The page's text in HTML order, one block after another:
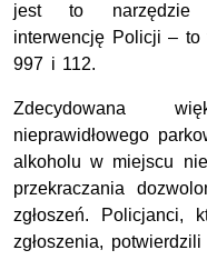
jest to narzędzie
interwencję Policji – to
997 i 112.
Zdecydowana
nieprawidłowego
alkoholu w miejscu
przekraczania
zgłoszeń. Policjanci,
zgłoszenia,